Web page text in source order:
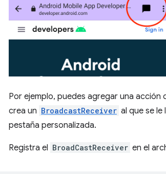
Por ejemplo, puedes agregar una acción
crea un BroadcastReceiver al que se le
pestaña personalizada.
Registra el BroadCastReceiver en el